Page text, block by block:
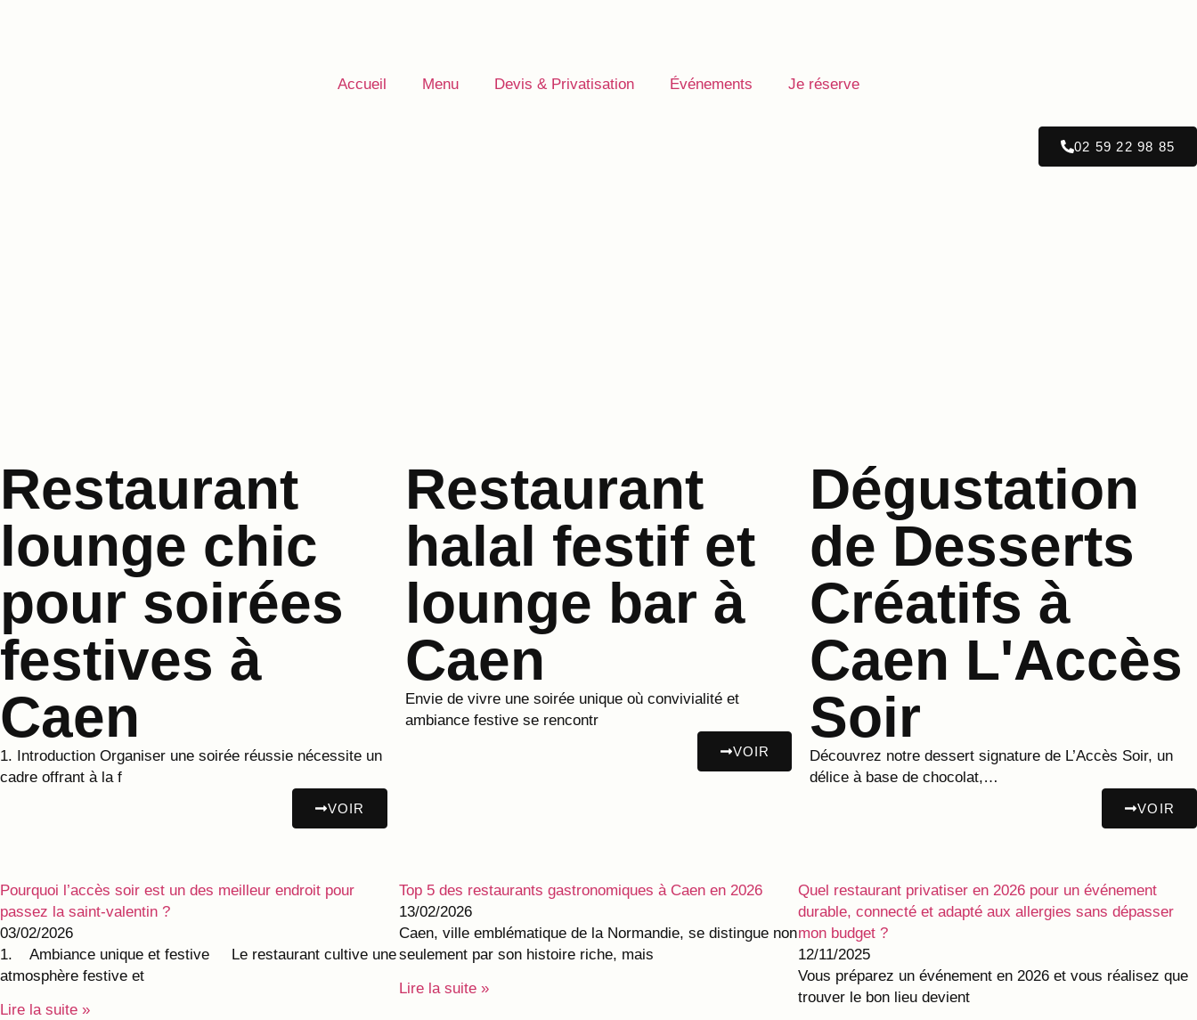
Accueil Menu Devis & Privatisation Événements Je réserve
02 59 22 98 85
Restaurant
lounge chic
pour soirées
festives à
Caen
1. Introduction Organiser une soirée réussie nécessite un
cadre offrant à la f
VOIR
Restaurant
halal festif et
lounge bar à
Caen
Envie de vivre une soirée unique où convivialité et
ambiance festive se rencontr
VOIR
Dégustation
de Desserts
Créatifs à
Caen L'Accès
Soir
Découvrez notre dessert signature de L’Accès Soir, un
délice à base de chocolat,…
VOIR
Pourquoi l’accès soir est un des meilleur endroit pour
passez la saint-valentin ?
03/02/2026
1. Ambiance unique et festive Le restaurant cultive une
atmosphère festive et
Lire la suite »
Top 5 des restaurants gastronomiques à Caen en 2026
13/02/2026
Caen, ville emblématique de la Normandie, se distingue non
seulement par son histoire riche, mais
Lire la suite »
Quel restaurant privatiser en 2026 pour un événement
durable, connecté et adapté aux allergies sans dépasser
mon budget ?
12/11/2025
Vous préparez un événement en 2026 et vous réalisez que
trouver le bon lieu devient